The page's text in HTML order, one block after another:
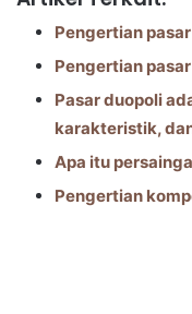
Pengertian
Pengertian pasar
Pasar duopoli
karakteristik,
Apa itu
Pengertian